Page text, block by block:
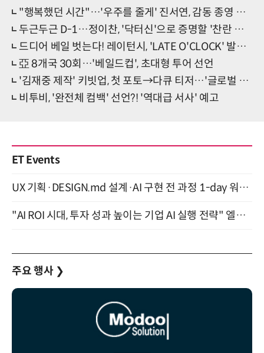
"행복했던 시간"…'우주를 줄게' 진서연, 감동 종영 메시지
두근두근 D-1…정이찬, '닥터신'으로 증명할 '찬란 존재감'
드디어 베일 벗는다! 레이턴시, 'LATE O'CLOCK' 발매 임박
亞 8개국 30회…'베일드컵', 초대형 투어 선언
'김재중 제작' 키빗업, 첫 포토→다큐 티저…'글로벌 핫루키' 예감
비투비, '완전체 컴백' 선언?! '역대급 서사' 예고
ET Events
UX 기획·DESIGN.md 설계·AI 구현 전 과정 1-day 워크숍 with Claude Code·Codex 9월 15일 개최
"AI ROI 시대, 투자 성과 높이는 기업 AI 실행 전략" 엘타워 6층 (9월 18일)
주요 행사 ❯